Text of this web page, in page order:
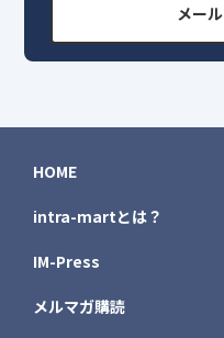
メー
HOME
intra-martとは？
IM-Press
メルマガ購読